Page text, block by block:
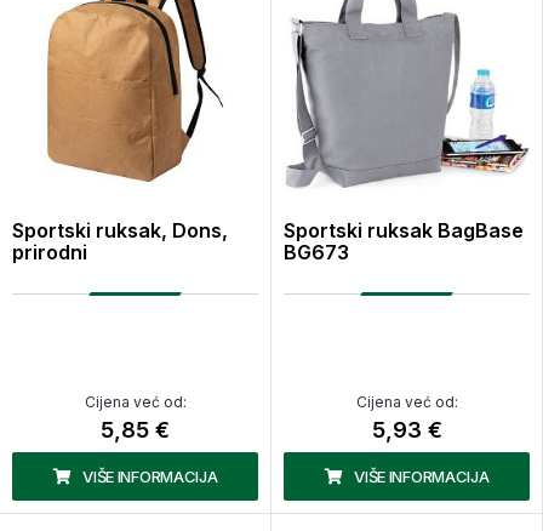
Sportski ruksak, Dons,
prirodni
Cijena već od:
5,85 €
VIŠE INFORMACIJA
Sportski ruksak BagBase
BG673
Cijena već od:
5,93 €
VIŠE INFORMACIJA